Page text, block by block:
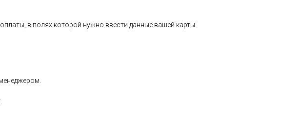
в полях которой нужно ввести данные вашей карты.